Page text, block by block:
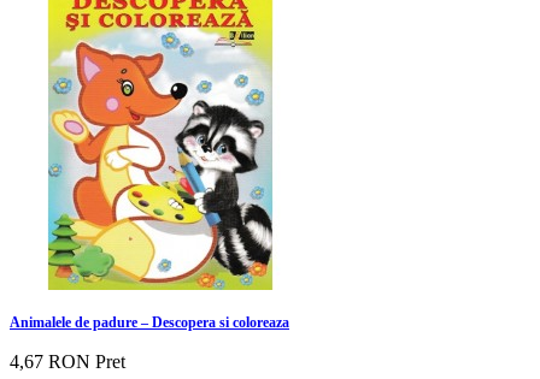
Animalele de padure – Descopera si coloreaza
4,67 RON Pret